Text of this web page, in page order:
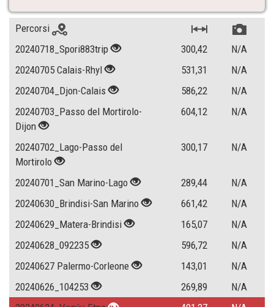
Percorsi
20240718_Spori883trip
300,42
N/A
20240705 Calais-Rhyl
531,31
N/A
20240704_Djon-Calais
586,22
N/A
20240703_Passo del Mortirolo-
Dijon
604,12 N/A
20240702_Lago-Passo del
Mortirolo
300,17 N/A
20240701_San Marino-Lago 289,44
N/A
20240630_Brindisi-San Marino
661,42
N/A
20240629_Matera-Brindisi
165,07
N/A
20240628_092235
596,72
N/A
20240627 Palermo-Corleone
143,01
N/A
20240626_104253
269,89
N/A